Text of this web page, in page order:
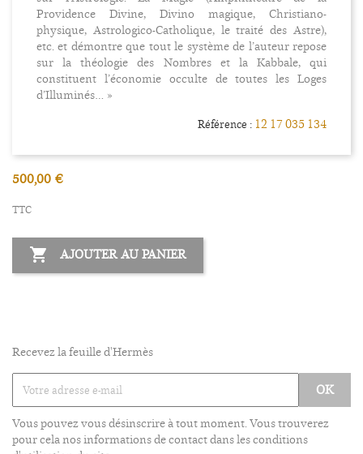
Providence Divine, Divino magique, Christiano-
physique, Astrologico-Catholique, le traité des Astre),
etc. et démontre que tout le système de l’auteur repose
sur la théologie des Nombres et la Kabbale, qui
constituent l’économie occulte de toutes les Loges
d’Illuminés… »
Référence : 12 17 035 134
500,00 €
TTC
 AJOUTER AU PANIER
Recevez la feuille d'Hermès
Vous pouvez vous désinscrire à tout moment. Vous trouverez
pour cela nos informations de contact dans les conditions